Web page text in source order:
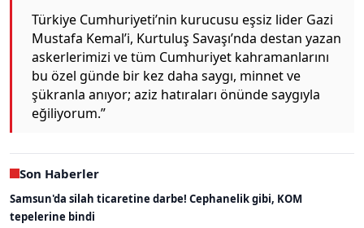
Türkiye Cumhuriyeti’nin kurucusu eşsiz lider Gazi
Mustafa Kemal’i, Kurtuluş Savaşı’nda destan yazan
askerlerimizi ve tüm Cumhuriyet kahramanlarını
bu özel günde bir kez daha saygı, minnet ve
şükranla anıyor; aziz hatıraları önünde saygıyla
eğiliyorum.”
Son Haberler
Samsun'da silah ticaretine darbe! Cephanelik gibi, KOM
tepelerine bindi